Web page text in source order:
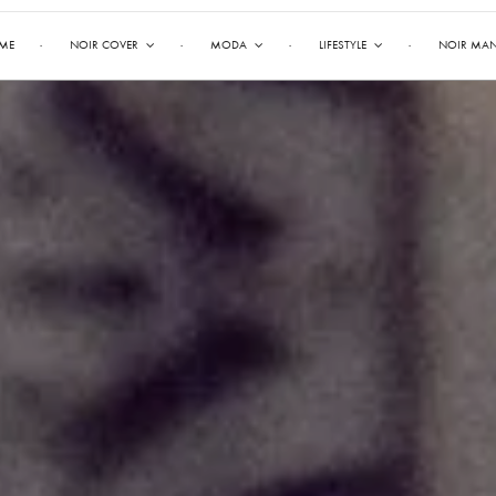
NOIR COVER MODA LIFESTYLE NOIR